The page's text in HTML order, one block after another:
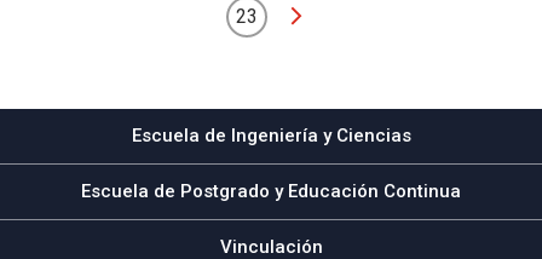
23
Escuela de Ingeniería y Ciencias
Escuela de Postgrado y Educación Continua
Vinculación